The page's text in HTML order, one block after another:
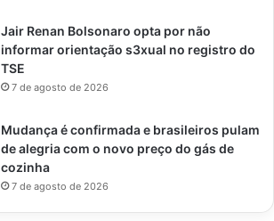
Jair Renan Bolsonaro opta por não
informar orientação s3xual no registro do
TSE
7 de agosto de 2026
Mudança é confirmada e brasileiros pulam
de alegria com o novo preço do gás de
cozinha
7 de agosto de 2026